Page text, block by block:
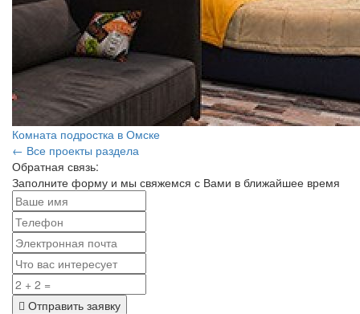
Комната подростка в Омске
← Все проекты раздела
Обратная связь:
Заполните форму и мы свяжемся с Вами в ближайшее время
Отправить заявку